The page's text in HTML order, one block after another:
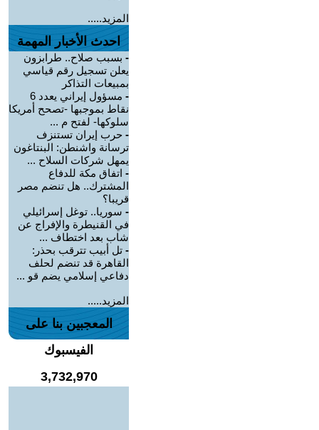
المزيد.....
احدث الأخبار المهمة
- بسبب صلاح.. طرابزون
يعلن تسجيل رقم قياسي
بمبيعات التذاكر
-
مسؤول إيراني يعدد 6
نقاط بموجبها -تصحح أمريكا
سلوكها- لفتح م ...
- حرب إيران تستنزف
ترسانة واشنطن: البنتاغون
يمهل شركات السلاح ...
- اتفاق مكة للدفاع
المشترك.. هل تنضم مصر
قريبا؟
- سوريا.. توغل إسرائيلي
في القنيطرة والإفراج عن
شاب بعد اختطاف ...
- تل أبيب تترقب بحذر:
القاهرة قد تنضم لحلف
دفاعي إسلامي يضم قو ...
المزيد.....
المعجبين بنا على
الفيسبوك
3,732,970